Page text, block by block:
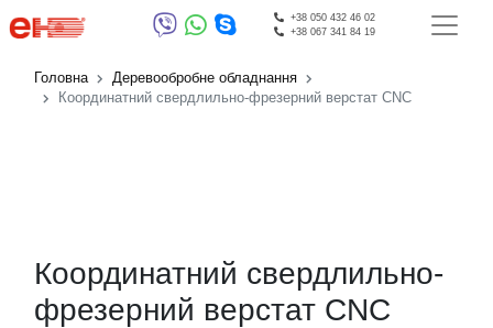
+38 050 432 46 02
+38 067 341 84 19
Головна
Деревообробне обладнання
Координатний свердлильно-фрезерний верстат CNC
Координатний свердлильно-
фрезерний верстат CNC